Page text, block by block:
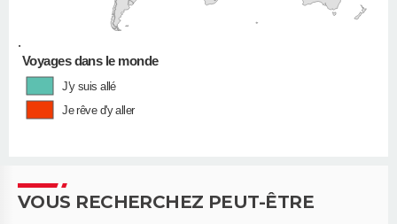
•
Voyages dans le monde
J'y suis allé
Je rêve d'y aller
VOUS RECHERCHEZ PEUT-ÊTRE